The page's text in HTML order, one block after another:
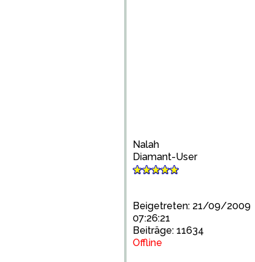
Nalah
Diamant-User
Beigetreten: 21/09/2009
07:26:21
Beiträge: 11634
Offline